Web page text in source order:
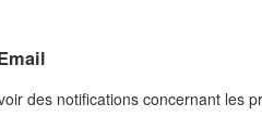
des notifications concernant les